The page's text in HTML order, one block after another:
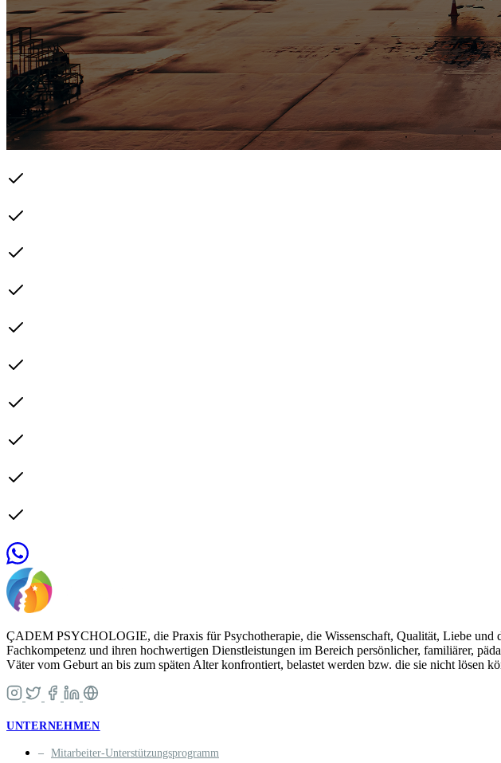
ÇADEM PSYCHOLOGIE, die Praxis für Psychotherapie, die Wissenschaft, Qualität, Liebe und
Fachkompetenz und ihren hochwertigen Dienstleistungen im Bereich persönlicher, familiärer,
Väter vom Geburt an bis zum späten Alter konfrontiert, belastet werden bzw. die sie nicht
UNTERNEHMEN
Mitarbeiter-Unterstützungsprogramm